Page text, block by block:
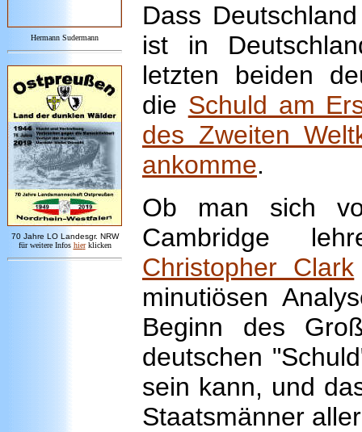
Hermann Sudermann
70 Jahre LO Landesgr. NRW
für weitere Infos hier klicken
Dass
ist in
letzten beiden
die Schuld am
des Zweiten
ankomme.
Ob man sich
Cambridge
Christopher Clark
minutiösen
Beginn des
deutschen
sein kann, und
Staatsmänner